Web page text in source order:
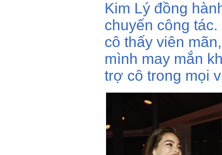
Kim Lý đồng
chuyến công
cô thấy viên
mình may mắn
trợ cô trong mọi